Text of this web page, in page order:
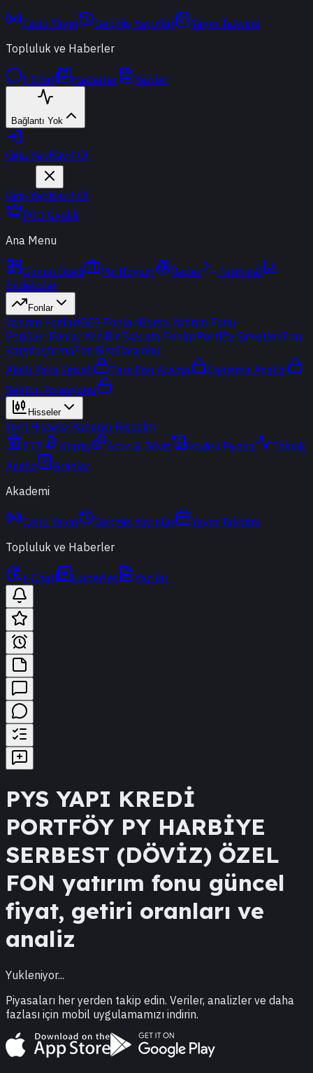
Canlı Yayın Geçmiş Yayınlar
Yayın Takvimi
Topluluk ve Haberler
t-Chat Haberler Yazılar
Bağlantı Yok
Giriş YapKayıt Ol
Giriş YapKayıt Ol
PRO Üyelik
Ana Menu
Günün Özeti Portföyüm Radar
Terminal
Endeksler
Fonlar
Yatırım FonlarıBES FonlarıBorsa Yatırım Fonu
Popüler Fonlar YeniBir Bakışta FonlarPortföy ŞirketleriFon
KarşılaştırmaFon Simülasyonu
Akıllı Para Sinyali
Ters Fon Arama
Çakışma Analizi
Sektör Rotasyonu
Hisseler
Yerli HisselerYabancı Hisseler
ETF
Kripto Altın & Döviz Vadeli Piyasa
Teknik
Analiz
Araçlar
Akademi
Canlı Yayın Geçmiş Yayınlar
Yayın Takvimi
Topluluk ve Haberler
t-Chat Haberler Yazılar
PYS YAPI KREDİ
PORTFÖY PY HARBİYE
SERBEST (DÖVİZ) ÖZEL
FON yatırım fonu güncel
fiyat, getiri oranları ve
analiz
Yukleniyor...
Piyasaları her yerden takip edin. Veriler, analizler ve daha
fazlası için mobil uygulamamızı indirin.